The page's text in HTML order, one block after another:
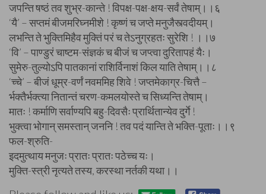
जपन्ति षष्ठं तव शुभ्र-कान्ते ! विपक्ष-पक्ष-क्षय-सर्वं तेषाम्।।६
‘यै’ – सप्तमं बीजमरिघ्नमीशे ! कृष्णं च जप्ते मनुजैस्त्वदीयम्।
लभन्ति ते भुक्तिमिहैव मुक्तिं परं च तेऽनुग्रहतः सुरेशि ! ।।७
‘वि’ – पाण्डुरं चाष्टम-संज्ञकं च बीजं च जप्त्वा दुरितापहं यैः।
सुमेरु-तुल्योऽपि पातकानां राशिर्विनाशं किल याति तेषाम्।।८
‘च्चे’ – बीजं धूम्र-वर्णं नवममिह शिवे ! जप्तमेकाग्र-चित्तै –
र्भक्तैर्भक्त्या नितान्तं चरण-कमलयोस्ते च सिध्यन्ति तेषाम्।
मातः ! कर्माणि सर्वाण्यपि बहु-दिवसैः प्रार्थितान्येव दुर्गे !
भुक्त्वा भोगान् समस्तान् जननि ! तव पदं यान्ति ते भक्ति-पूताः।।९
फल-श्रुति-
इदमुत्थाय मनुजः प्रातः प्रातः पठेच्च यः।
मुक्ति-स्त्री नृत्यते तस्य, करस्था नर्तकी यथा।।